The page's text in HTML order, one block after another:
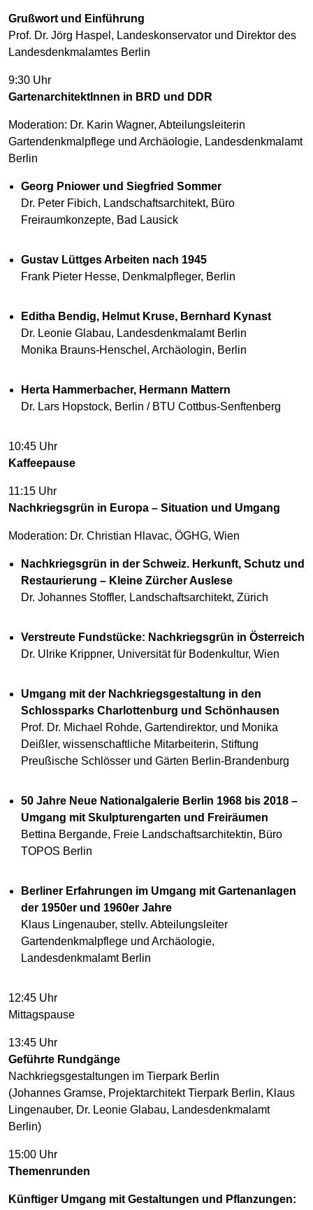
Grußwort und Einführung
Prof. Dr. Jörg Haspel, Landeskonservator und Direktor des
Landesdenkmalamtes Berlin
9:30 Uhr
GartenarchitektInnen in BRD und DDR
Moderation: Dr. Karin Wagner, Abteilungsleiterin
Gartendenkmalpflege und Archäologie, Landesdenkmalamt
Berlin
Georg Pniower und Siegfried Sommer
Dr. Peter Fibich, Landschaftsarchitekt, Büro
Freiraumkonzepte, Bad Lausick
Gustav Lüttges Arbeiten nach 1945
Frank Pieter Hesse, Denkmalpfleger, Berlin
Editha Bendig, Helmut Kruse, Bernhard Kynast
Dr. Leonie Glabau, Landesdenkmalamt Berlin
Monika Brauns-Henschel, Archäologin, Berlin
Herta Hammerbacher, Hermann Mattern
Dr. Lars Hopstock, Berlin / BTU Cottbus-Senftenberg
10:45 Uhr
Kaffeepause
11:15 Uhr
Nachkriegsgrün in Europa – Situation und Umgang
Moderation: Dr. Christian Hlavac, ÖGHG, Wien
Nachkriegsgrün in der Schweiz. Herkunft, Schutz und
Restaurierung – Kleine Zürcher Auslese
Dr. Johannes Stoffler, Landschaftsarchitekt, Zürich
Verstreute Fundstücke: Nachkriegsgrün in Österreich
Dr. Ulrike Krippner, Universität für Bodenkultur, Wien
Umgang mit der Nachkriegsgestaltung in den
Schlossparks Charlottenburg und Schönhausen
Prof. Dr. Michael Rohde, Gartendirektor, und Monika
Deißler, wissenschaftliche Mitarbeiterin, Stiftung
Preußische Schlösser und Gärten Berlin-Brandenburg
50 Jahre Neue Nationalgalerie Berlin 1968 bis 2018 –
Umgang mit Skulpturengarten und Freiräumen
Bettina Bergande, Freie Landschaftsarchitektin, Büro
TOPOS Berlin
Berliner Erfahrungen im Umgang mit Gartenanlagen
der 1950er und 1960er Jahre
Klaus Lingenauber, stellv. Abteilungsleiter
Gartendenkmalpflege und Archäologie,
Landesdenkmalamt Berlin
12:45 Uhr
Mittagspause
13:45 Uhr
Geführte Rundgänge
Nachkriegsgestaltungen im Tierpark Berlin
(Johannes Gramse, Projektarchitekt Tierpark Berlin, Klaus
Lingenauber, Dr. Leonie Glabau, Landesdenkmalamt
Berlin)
15:00 Uhr
Themenrunden
Künftiger Umgang mit Gestaltungen und Pflanzungen: